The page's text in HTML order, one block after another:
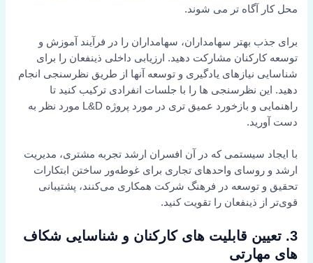
محل کار آگاه تر می شوند.
برای جذب بهتر سهامداران، سهامداران را در فرآیند آموزش و
توسعه کارکنان مشارکت دهید. ارزیابی داخلی ذینفعان را برای
شناسایی نیازهای یادگیری و توسعه آنها از طریق نظرسنجی انجام
دهید. این نظرسنجی ها را با جلسات انفرادی ترکیب کنید تا
راهنمایی و بازخورد عمیق تری در مورد پروژه L&D مورد نظر به
دست آورید.
با ایجاد سیستمی که در آن افسران ارشد تجربه مشتری، مدیریت
ارشد و روسای واحدهای تجاری برای غوطه‌ور ساختن ابتکارات
تحقیق و توسعه در فرهنگ شرکت همکاری می‌کنند، پشتیبانی
قوی‌تر از ذینفعان را تقویت کنید.
3. تعیین قابلیت های کارکنان و شناسایی شکاف
های مهارتی